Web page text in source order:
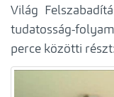
Világ
tudatosság-
perce közötti